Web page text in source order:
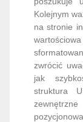
Kolejnym
na stronie
zwrócić
jak
struktura